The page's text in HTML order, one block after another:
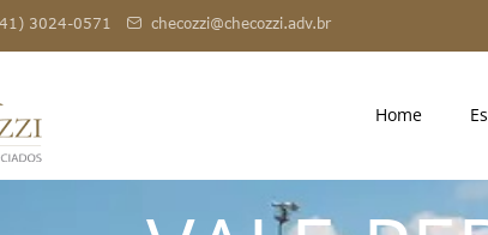
(41) 3024-0571 checozzi@checozzi.adv.br
Home